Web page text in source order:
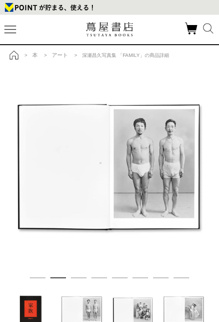
> 本 > アート > 深瀬昌久写真集 「FAMILY」の商品詳細